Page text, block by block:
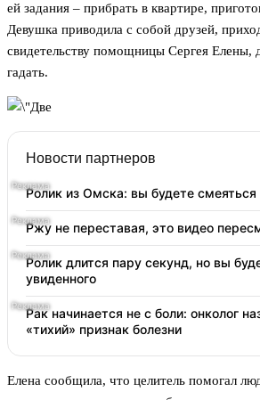
ей задания – прибрать в квартире,
Девушка приводила с собой друзей,
свидетельству помощницы Сергея Елены,
гадать.
Новости партнеров
Ролик из Омска: вы будете смеяться
Ржу не переставая, это видео
Ролик длится пару секунд, но вы
увиденного
Рак начинается не с боли: онколог
«тихий» признак болезни
Елена сообщила, что целитель помогал